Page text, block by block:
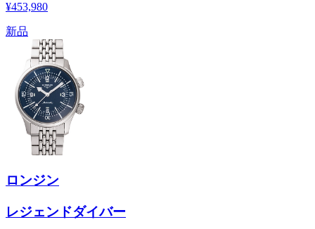
¥453,980
新品
ロンジン
レジェンドダイバー